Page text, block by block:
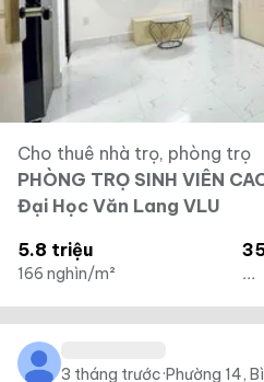
Cho thuê nhà trọ, phòng trọ
PHÒNG TRỌ SINH VIÊN
Đại Học Văn Lang VLU
5.8 triệu
166 nghìn/m² ...
3 tháng trước·Phường 14,